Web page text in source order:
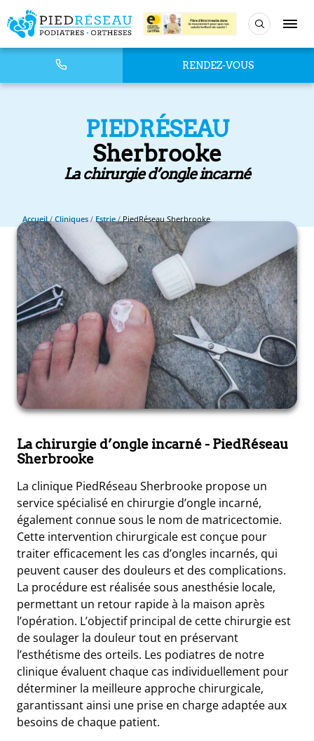
RENDEZ-VOUS
PIEDRÉSEAU
Sherbrooke
La chirurgie d’ongle incarné
Accueil/Cliniques/Estrie/PiedRéseau Sherbrooke
La chirurgie d’ongle incarné- PiedRéseau
Sherbrooke
La clinique PiedRéseau Sherbrooke propose un
service spécialisé en chirurgie d’ongle incarné,
également connue sous le nom de matricectomie.
Cette intervention chirurgicale est conçue pour
traiter efficacement les cas d’ongles incarnés, qui
peuvent causer des douleurs et des complications.
La procédure est réalisée sous anesthésie locale,
permettant un retour rapide à la maison après
l’opération. L’objectif principal de cette chirurgie est
de soulager la douleur tout en préservant
l’esthétisme des orteils. Les podiatres de notre
clinique évaluent chaque cas individuellement pour
déterminer la meilleure approche chirurgicale,
garantissant ainsi une prise en charge adaptée aux
besoins de chaque patient.